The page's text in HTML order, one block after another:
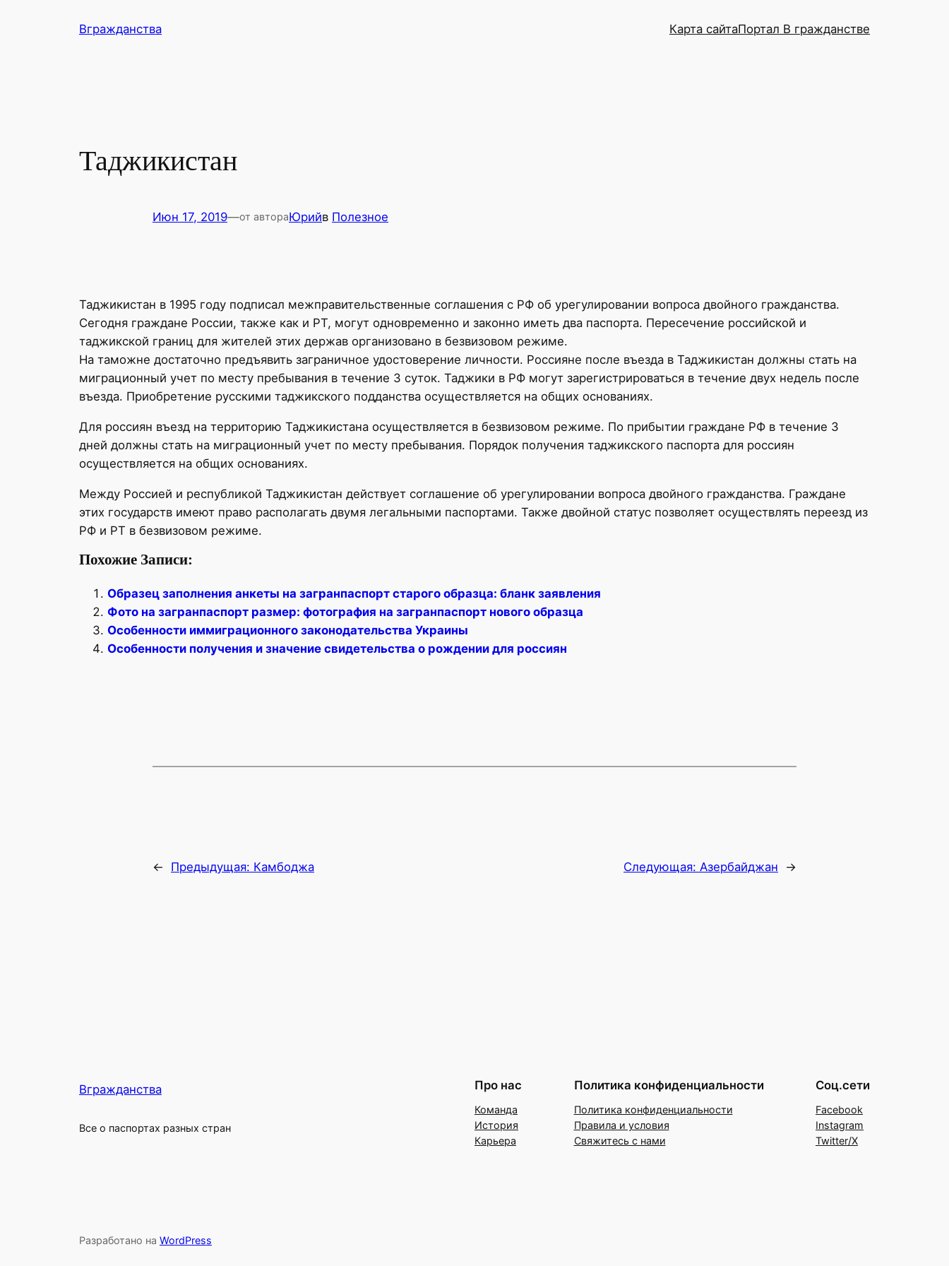
Вгражданства Карта сайтаПортал В гражданстве
Таджикистан
Июн 17, 2019—от автораЮрийв Полезное
Таджикистан в 1995 году подписал межправительственные соглашения с РФ об урегулировании вопроса двойного гражданства.
Сегодня граждане России, также как и РТ, могут одновременно и законно иметь два паспорта. Пересечение российской и
таджикской границ для жителей этих держав организовано в безвизовом режиме.
На таможне достаточно предъявить заграничное удостоверение личности. Россияне после въезда в Таджикистан должны стать на
миграционный учет по месту пребывания в течение 3 суток. Таджики в РФ могут зарегистрироваться в течение двух недель после
въезда. Приобретение русскими таджикского подданства осуществляется на общих основаниях.
Для россиян въезд на территорию Таджикистана осуществляется в безвизовом режиме. По прибытии граждане РФ в течение 3
дней должны стать на миграционный учет по месту пребывания. Порядок получения таджикского паспорта для россиян
осуществляется на общих основаниях.
Между Россией и республикой Таджикистан действует соглашение об урегулировании вопроса двойного гражданства. Граждане
этих государств имеют право располагать двумя легальными паспортами. Также двойной статус позволяет осуществлять переезд из
РФ и РТ в безвизовом режиме.
Похожие Записи:
Образец заполнения анкеты на загранпаспорт старого образца: бланк заявления
Фото на загранпаспорт размер: фотография на загранпаспорт нового образца
Особенности иммиграционного законодательства Украины
Особенности получения и значение свидетельства о рождении для россиян
← Предыдущая: Камбоджа Следующая: Азербайджан →
Вгражданства
Все о паспортах разных стран
Про нас
Команда
История
Карьера
Политика конфиденциальности
Политика конфиденциальности
Правила и условия
Свяжитесь с нами
Соц.сети
Facebook
Instagram
Twitter/X
Разработано на WordPress